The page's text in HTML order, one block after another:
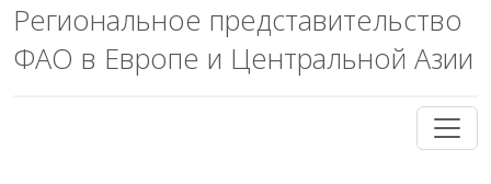
Региональное представительство
ФАО в Европе и Центральной Азии